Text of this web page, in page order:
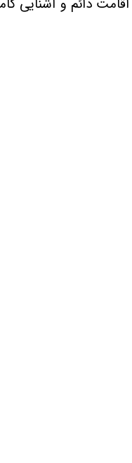
در کشور اسپانیا یعنی 5 سال پس از